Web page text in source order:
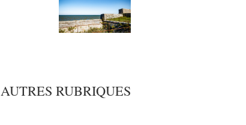
AUTRES RUBRIQUES